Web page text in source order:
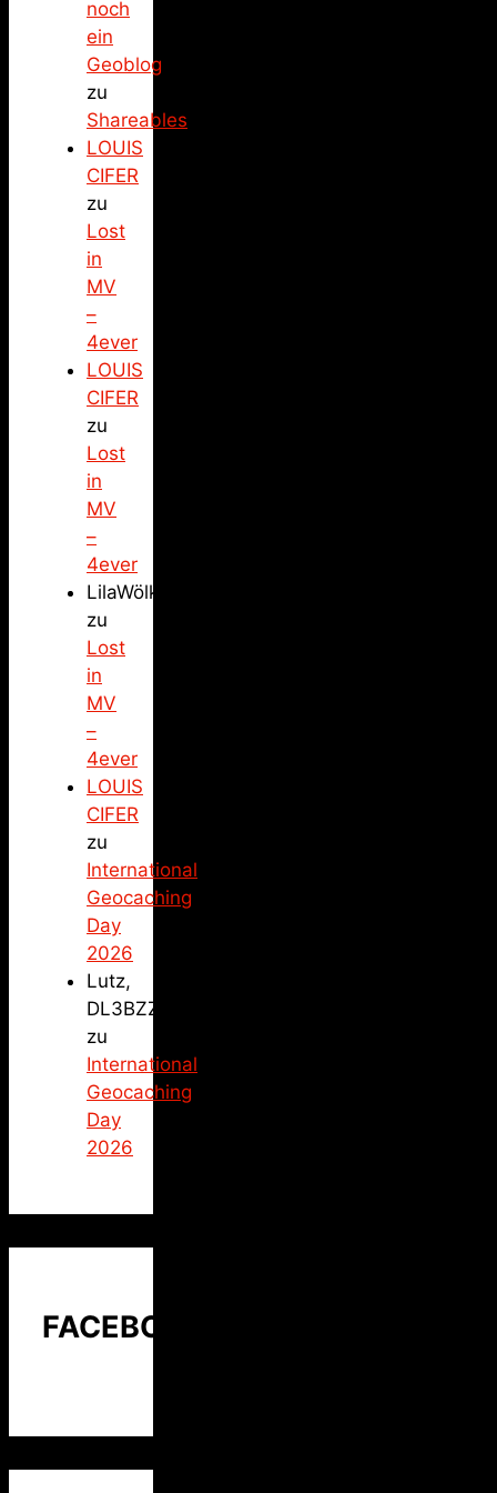
noch
ein
Geoblog
zu
Shareables
LOUIS
CIFER
zu
Lost
in
MV
–
4ever
LOUIS
CIFER
zu
Lost
in
MV
–
4ever
LilaWölkchen
zu
Lost
in
MV
–
4ever
LOUIS
CIFER
zu
International
Geocaching
Day
2026
Lutz,
DL3BZZ
zu
International
Geocaching
Day
2026
FACEBOOK